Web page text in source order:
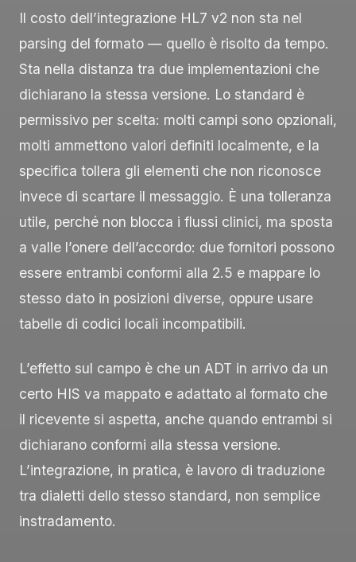
Il costo dell’integrazione HL7 v2 non sta nel
parsing del formato — quello è risolto da tempo.
Sta nella distanza tra due implementazioni che
dichiarano la stessa versione. Lo standard è
permissivo per scelta: molti campi sono opzionali,
molti ammettono valori definiti localmente, e la
specifica tollera gli elementi che non riconosce
invece di scartare il messaggio. È una tolleranza
utile, perché non blocca i flussi clinici, ma sposta
a valle l’onere dell’accordo: due fornitori possono
essere entrambi conformi alla 2.5 e mappare lo
stesso dato in posizioni diverse, oppure usare
tabelle di codici locali incompatibili.
L’effetto sul campo è che un ADT in arrivo da un
certo HIS va mappato e adattato al formato che
il ricevente si aspetta, anche quando entrambi si
dichiarano conformi alla stessa versione.
L’integrazione, in pratica, è lavoro di traduzione
tra dialetti dello stesso standard, non semplice
instradamento.